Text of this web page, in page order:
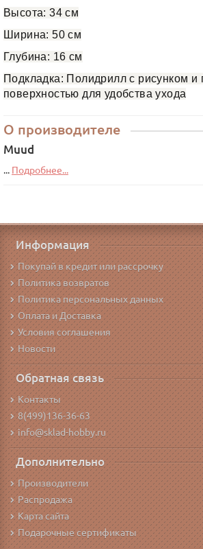
Высота: 34 см
Ширина: 50 см
Глубина: 16 см
Подкладка: Полидрилл с рисунком и
поверхностью для удобства ухода
О производителе
Muud
... Подробнее...
Информация
Покупай в кредит или рассрочку
Политика возвратов
Политика персональных данных
Оплата и Доставка
Условия соглашения
Новости
Обратная связь
Контакты
8(499)136-36-63
info@sklad-hobby.ru
Дополнительно
Производители
Распродажа
Карта сайта
Подарочные сертификаты